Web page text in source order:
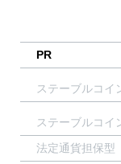
PR
ステーブルコイ
ステーブルコイ
法定通貨担保型